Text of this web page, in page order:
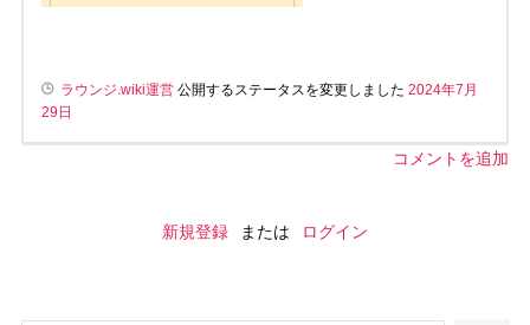
ラウンジ.wiki運営公開するステータスを変更しました 2024年7月
29日
コメントを追加
新規登録 または ログイン